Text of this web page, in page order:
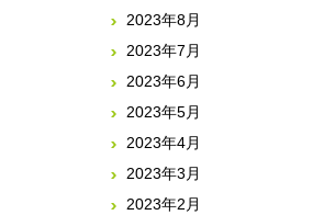
2023年8月
2023年7月
2023年6月
2023年5月
2023年4月
2023年3月
2023年2月